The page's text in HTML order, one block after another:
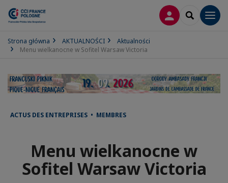
LOGOWANIE
SEARCH
Strona główna AKTUALNOŚCI
Aktualności
Menu wielkanocne w Sofitel Warsaw Victoria
ACTUS DES ENTREPRISES • MEMBRES
Menu wielkanocne w
Sofitel Warsaw Victoria